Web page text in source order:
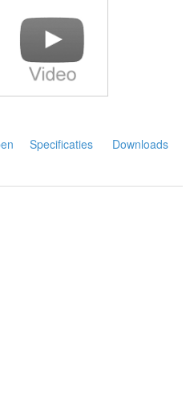
Specificaties
Downloads